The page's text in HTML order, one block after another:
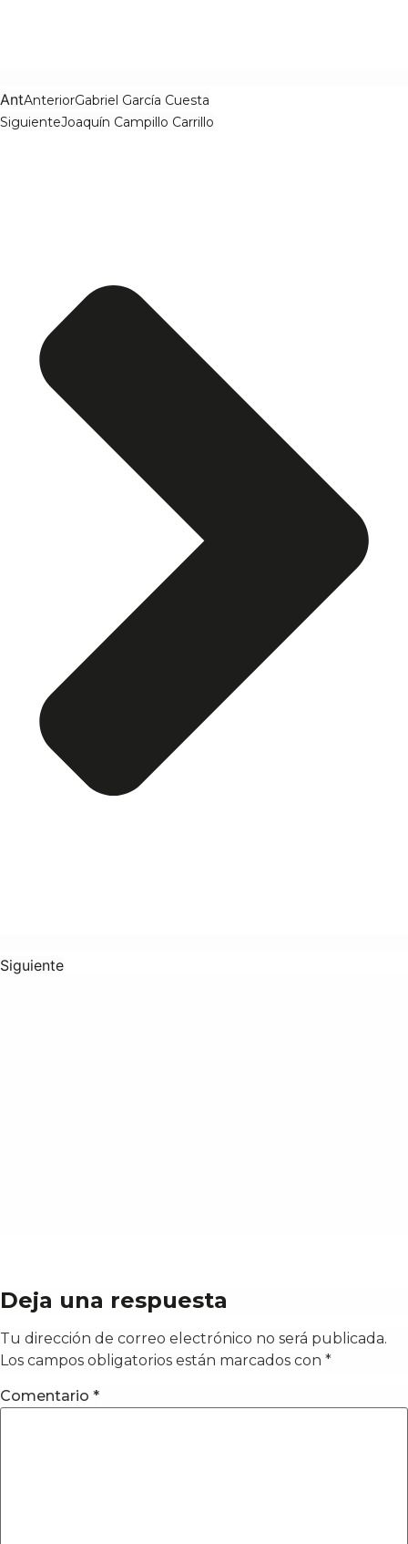
AntAnteriorGabriel García Cuesta
SiguienteJoaquín Campillo Carrillo
Siguiente
Deja una respuesta
Tu dirección de correo electrónico no será publicada.
Los campos obligatorios están marcados con *
Comentario *